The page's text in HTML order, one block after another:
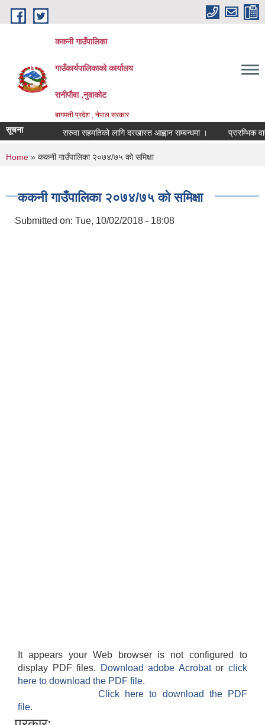
Skip to main content
ककनी गाउँपालिका
गाउँकार्यपालिकाको कार्यालय
रानीपौवा ,नुवाकोट
बागमती प्रदेश , नेपाल सरकार
सूचना सरुवा सहमतिको लागि दरखास्त आह्वान सम्बन्धमा । प्रारम्भिक
You are here
Home » ककनी गाउँपालिका २०७४/७५ को समिक्षा
ककनी गाउँपालिका २०७४/७५ को समिक्षा
Submitted on: Tue, 10/02/2018 - 18:08
It appears your Web browser is not configured to
display PDF files.
Download adobe Acrobatorclick
here to download the PDF file.
Click here to download the PDF
file.